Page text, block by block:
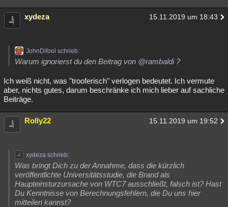
xydeza 15.11.2019 um 18:43
JohnDifool schrieb:
Warum ignorierst du den Beitrag von @rambaldi?
Ich weiß nicht, was "trooferisch" verlogen bedeutet. Ich vermute
aber, nichts gutes, darum beschränke ich mich lieber auf sachliche
Beiträge.
Rolly22 15.11.2019 um 19:52
xydeza schrieb:
Was bringt Dich zu der Annahme, dass die kürzlich
veröffentlichte Universitätsstudie, die Brand als
Haupteinsturzursache von WTC7 ausschließt, falsch ist? Hast
Du Kenntnisse von Berechnungsfehlern, die Du uns hier
mitteilen kannst?